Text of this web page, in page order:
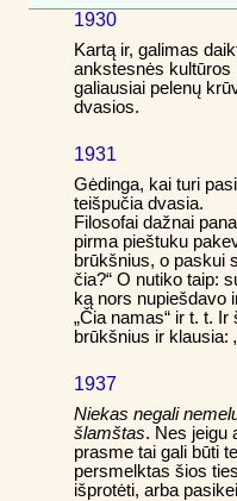
1930
Kartą ir, galimas
ankstesnės
galiausiai pelenų
dvasios.
1931
Gėdinga, kai turi
teišpučia dvasia.
Filosofai dažnai
pirma pieštuku
brūkšnius, o paskui
čia?“ O nutiko taip:
ką nors nupiešdavo
„Čia namas“ ir t. t.
brūkšnius ir klausia:
1937
Niekas negali
šlamštas. Nes jeigu
prasme tai gali būti
persmelktas šios
išprotėti, arba